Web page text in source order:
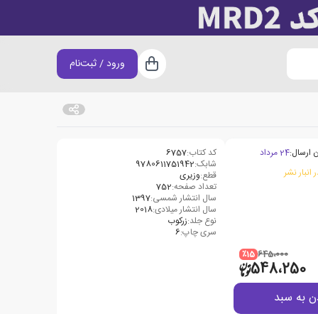
سبد خرید
ورود / ثبت‌نام
ارسال:24 مرداد
انبار نشر
645،000 ٪15
548،250
به سبد
کد کتاب:6757
شابک:9780611751942
قطع:وزیری
تعداد صفحه:752
سال انتشار شمسی:1397
سال انتشار میلادی:2018
نوع جلد:زرکوب
سری چاپ:6